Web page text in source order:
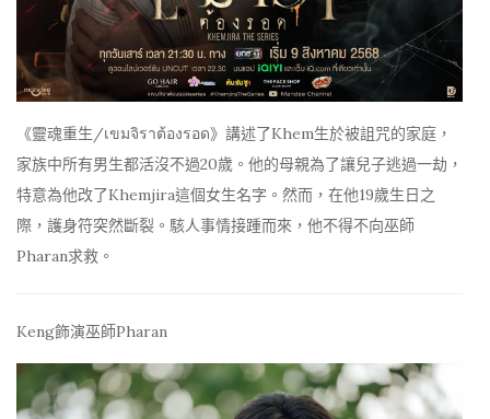
《靈魂重生/เขมจิราต้องรอด》講述了Khem生於被詛咒的家庭，
家族中所有男生都活沒不過20歲。他的母親為了讓兒子逃過一劫，
特意為他改了Khemjira這個女生名字。然而，在他19歲生日之
際，護身符突然斷裂。駭人事情接踵而來，他不得不向巫師
Pharan求救。
Keng飾演巫師Pharan